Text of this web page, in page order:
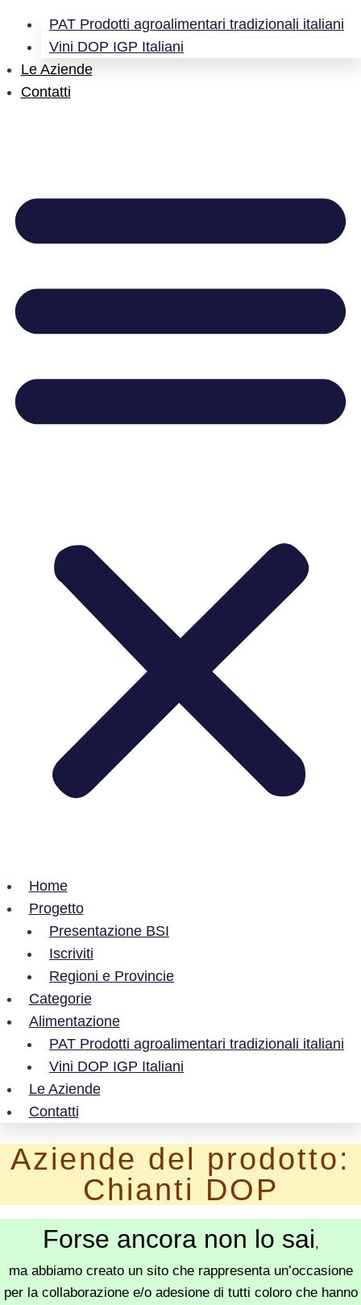
PAT Prodotti agroalimentari tradizionali italiani
Vini DOP IGP Italiani
Le Aziende
Contatti
Home
Progetto
Presentazione BSI
Iscriviti
Regioni e Provincie
Categorie
Alimentazione
PAT Prodotti agroalimentari tradizionali italiani
Vini DOP IGP Italiani
Le Aziende
Contatti
Aziende del prodotto:
Chianti DOP
Forse ancora non lo sai,
ma abbiamo creato un sito che rappresenta un’occasione
per la collaborazione e/o adesione di tutti coloro che hanno